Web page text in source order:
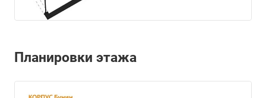
Планировки этажа